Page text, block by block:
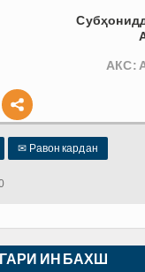
АКС:
✉ Равон кардан
ИН БАХШ